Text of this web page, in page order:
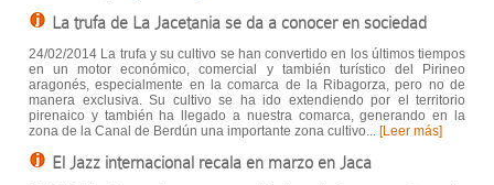
La trufa de La Jacetania se da a conocer en sociedad
24/02/2014 La trufa y su cultivo se han convertido en los últimos tiempos
en un motor económico, comercial y también turístico del Pirineo
aragonés, especialmente en la comarca de la Ribagorza, pero no de
manera exclusiva. Su cultivo se ha ido extendiendo por el territorio
pirenaico y también ha llegado a nuestra comarca, generando en la
zona de la Canal de Berdún una importante zona cultivo... [Leer más]
El Jazz internacional recala en marzo en Jaca